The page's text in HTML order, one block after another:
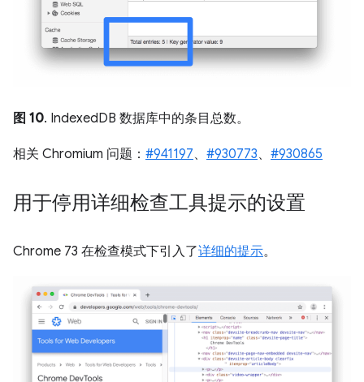
图 10. IndexedDB 数据库中的条目总数。
相关 Chromium 问题： #941197、 #930773、 #930865
用于停用详细检查工具提示的设置
Chrome 73 在检查模式下引入了详细的提示。